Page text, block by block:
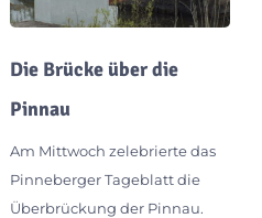
Die Brücke über die
Pinnau
Am Mittwoch zelebrierte das
Pinneberger Tageblatt die
Überbrückung der Pinnau.